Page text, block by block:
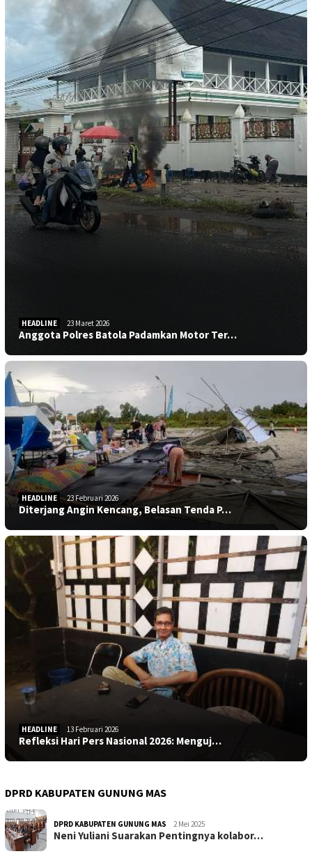
HEADLINE 23 Maret 2026
Anggota Polres Batola Padamkan Motor Ter…
HEADLINE 23 Februari 2026
Diterjang Angin Kencang, Belasan Tenda P…
HEADLINE 13 Februari 2026
Refleksi Hari Pers Nasional 2026: Menguj…
DPRD KABUPATEN GUNUNG MAS
DPRD KABUPATEN GUNUNG MAS 2 Mei 2025
Neni Yuliani Suarakan Pentingnya kolabor…